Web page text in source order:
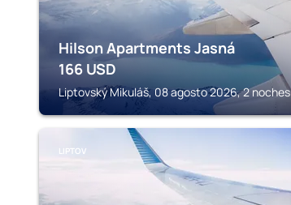
Hilson Apartments Jasná
166 USD
Liptovský Mikuláš, 08 agosto 2026, 2 noches
LIPTOV